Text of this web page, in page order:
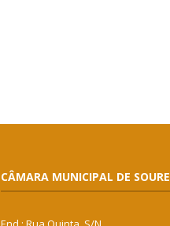
CÂMARA MUNICIPAL DE SOURE